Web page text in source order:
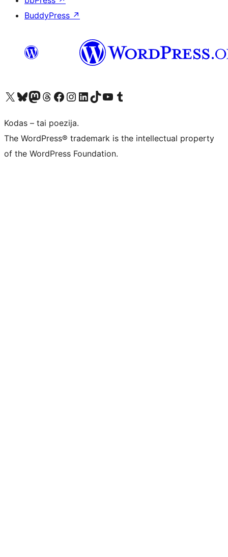
BuddyPress ↗
Visit our X (formerly Twitter) account
Apsilankykite mūsų Bluesky paskyroje
Visit our Mastodon account
Apsilankykite mūsų Threads paskyroje
Visit our Facebook page
Visit our Instagram account
Visit our LinkedIn account
Apsilankykite mūsų TikTok paskyroje
Visit our YouTube channel
Apsilankykite mūsų Tumblr paskyroje
Kodas – tai poezija.
The WordPress® trademark is the intellectual property
of the WordPress Foundation.